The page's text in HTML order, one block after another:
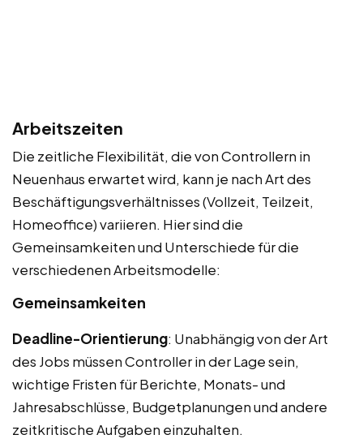
Arbeitszeiten
Die zeitliche Flexibilität, die von Controllern in
Neuenhaus erwartet wird, kann je nach Art des
Beschäftigungsverhältnisses (Vollzeit, Teilzeit,
Homeoffice) variieren. Hier sind die
Gemeinsamkeiten und Unterschiede für die
verschiedenen Arbeitsmodelle:
Gemeinsamkeiten
Deadline-Orientierung: Unabhängig von der Art
des Jobs müssen Controller in der Lage sein,
wichtige Fristen für Berichte, Monats- und
Jahresabschlüsse, Budgetplanungen und andere
zeitkritische Aufgaben einzuhalten.